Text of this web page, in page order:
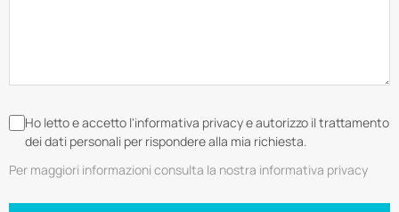
Ho letto e accetto l'informativa privacy e autorizzo il trattamento
dei dati personali per rispondere alla mia richiesta.
Per maggiori informazioni consulta la nostra informativa privacy